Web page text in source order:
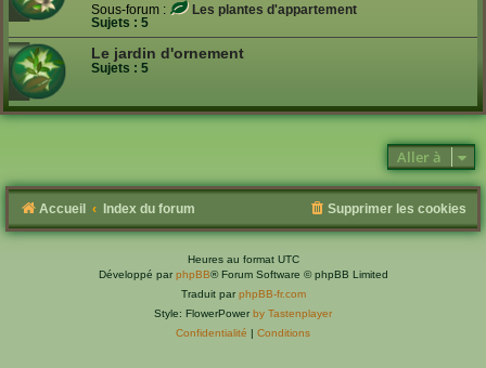
Sous-forum :
Les plantes d'appartement
Sujets : 5
Le jardin d'ornement
Sujets : 5
Aller à
Accueil Index du forum Supprimer les cookies
Heures au format UTC
Développé par phpBB® Forum Software © phpBB Limited
Traduit par phpBB-fr.com
Style: FlowerPower by Tastenplayer
Confidentialité | Conditions